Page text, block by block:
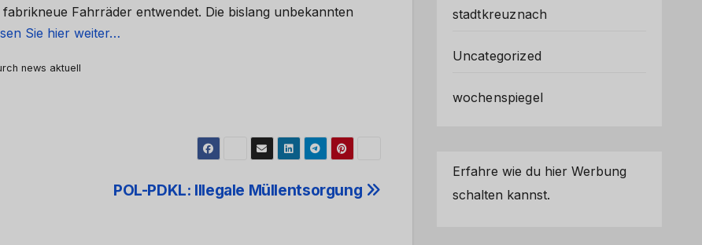
Fahrräder entwendet. Die bislang unbekannten
Sie hier weiter…
news aktuell
POL-PDKL: Illegale Müllentsorgung
stadtkreuznach
Uncategorized
wochenspiegel
Erfahre wie du hier Werbung
schalten kannst.